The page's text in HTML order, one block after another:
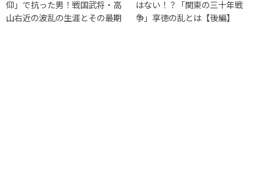
仰」で抗った男！戦国武将・高
山右近の波乱の生涯とその最期
はない！？「関東の三十年戦
争」享徳の乱とは【後編】